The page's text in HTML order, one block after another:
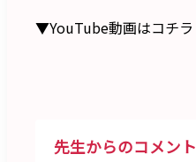
▼YouTube動画はコチラ
先生からのコメント